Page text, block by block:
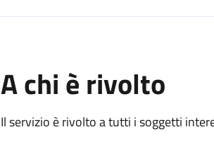
A chi è rivolto
Il servizio è rivolto a tutti i soggetti